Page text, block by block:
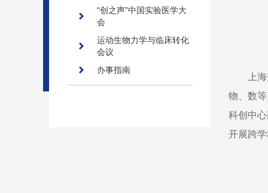
“创之声”中国实验医学大
会
运动生物力学与临床转化
会议
办事指南
上
物、数
科创中
开展跨